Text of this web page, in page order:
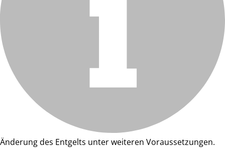
Änderung des Entgelts unter weiteren Voraussetzungen.